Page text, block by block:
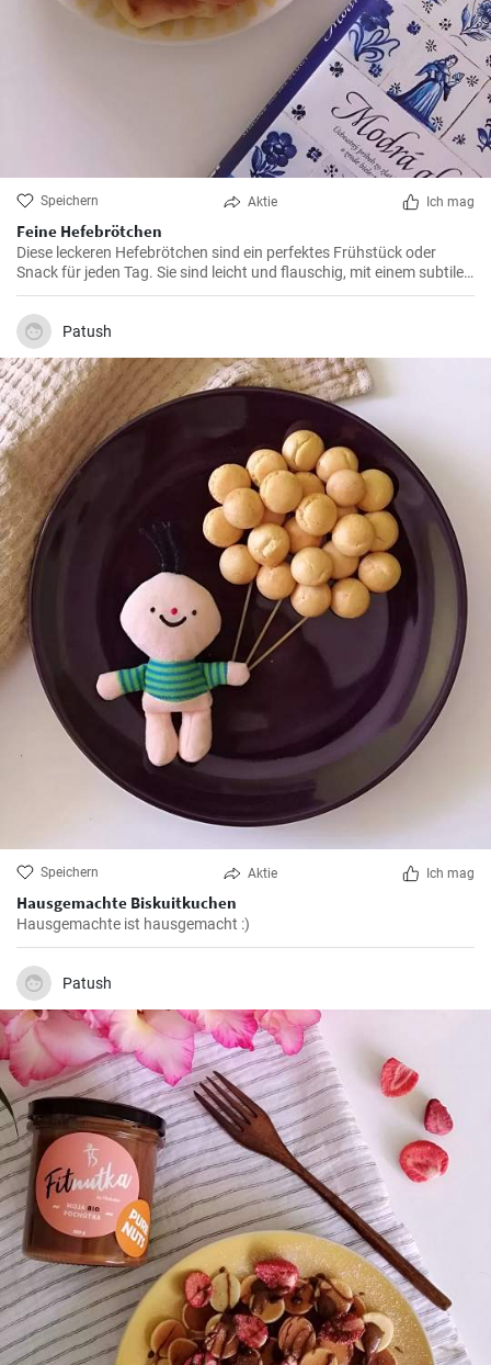
Speichern Aktie Ich mag
Feine Hefebrötchen
Diese leckeren Hefebrötchen sind ein perfektes Frühstück oder
Snack für jeden Tag. Sie sind leicht und flauschig, mit einem subtilen
Hefe-Geschmack und können mit allem, was Sie mögen, gefüllt
werden. Und das Beste daran ist, dass sie super einfach zu machen
sind!
Patush
Speichern Aktie Ich mag
Hausgemachte Biskuitkuchen
Hausgemachte ist hausgemacht :)
Patush